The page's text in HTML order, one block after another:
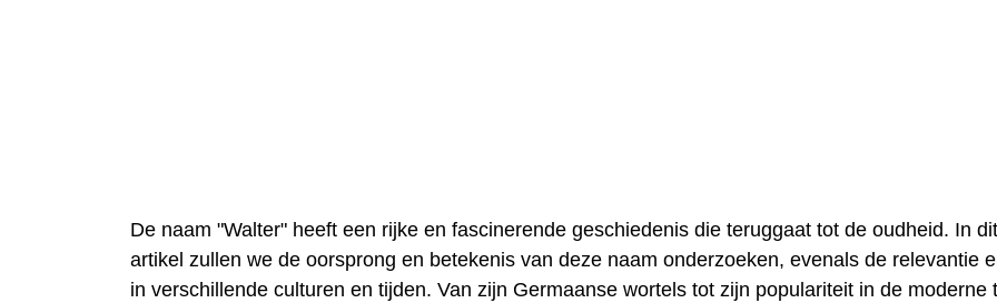
De naam "Walter" heeft een rijke en fascinerende geschiedenis die teruggaat tot de oudheid. In dit
artikel zullen we de oorsprong en betekenis van deze naam onderzoeken, evenals de relevantie
in verschillende culturen en tijden. Van zijn Germaanse wortels tot zijn populariteit in de moderne